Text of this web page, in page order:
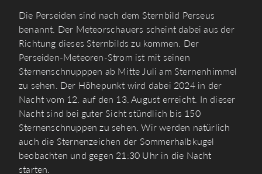
Die Perseiden sind nach dem Sternbild Perseus
benannt. Der Meteorschauers scheint dabei aus der
Richtung dieses Sternbilds zu kommen. Der
Perseiden-Meteoren-Strom ist mit seinen
Sternenschnupppen ab Mitte Juli am Sternenhimmel
zu sehen. Der Höhepunkt wird dabei 2024 in der
Nacht vom 12. auf den 13. August erreicht. In dieser
Nacht sind bei guter Sicht stündlich bis 150
Sternenschnuppen zu sehen. Wir werden natürlich
auch die Sternenzeichen der Sommerhalbkugel
beobachten und gegen 21:30 Uhr in die Nacht
starten.